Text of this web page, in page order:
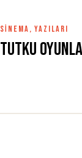
SINEMA, YAZILARI
Tutku